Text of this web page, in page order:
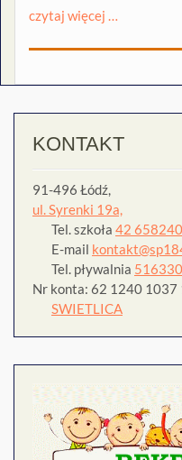
czytaj więcej …
KONTAKT
91-496 Łódź,
ul. Syrenki 19a,
Tel. szkoła 42
E-mail
Tel. pływalnia
Nr konta: 62 1240
SWIETLICA